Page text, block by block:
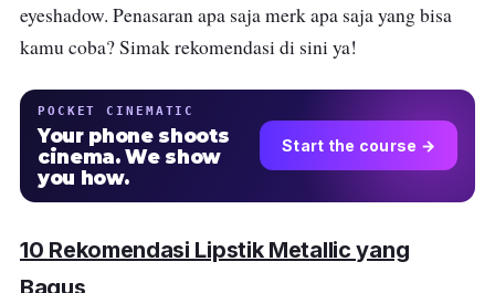
eyeshadow. Penasaran apa saja merk apa saja yang bisa
kamu coba? Simak rekomendasi di sini ya!
POCKET CINEMATIC
Your phone shoots
cinema. We show
you how.
Start the course →
10 Rekomendasi Lipstik Metallic yang
Bagus